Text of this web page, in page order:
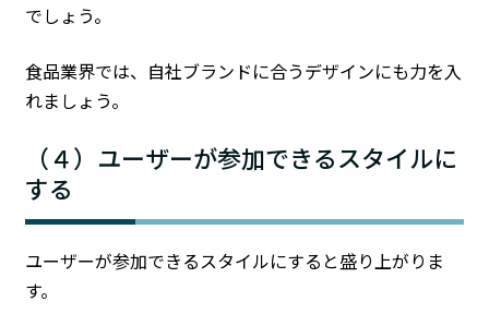
でしょう。
食品業界では、自社ブランドに合うデザインにも力を入
れましょう。
（４）ユーザーが参加できるスタイルに
する
ユーザーが参加できるスタイルにすると盛り上がりま
す。